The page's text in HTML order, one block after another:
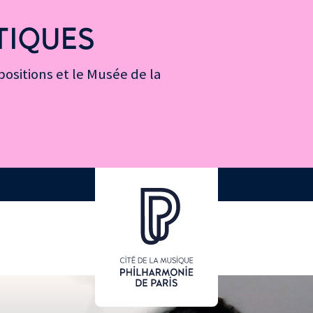
et le Musée de la